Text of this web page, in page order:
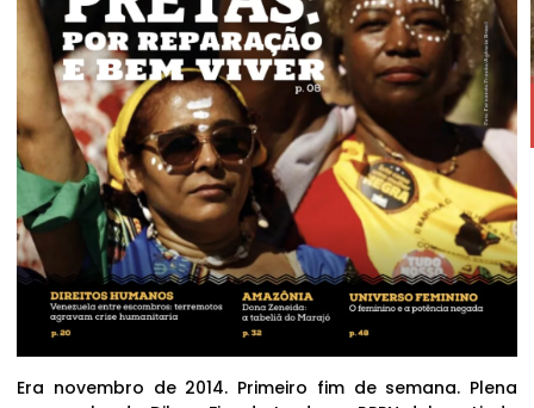
Era novembro de 2014. Primeiro fim de semana. Plena